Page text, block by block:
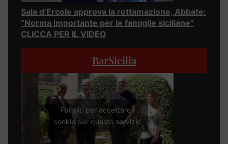
Sala d’Ercole approva la rottamazione, Abbate:
“Norma importante per le famiglie siciliane”
CLICCA PER IL VIDEO
BarSicilia
Fai clic per accettare i
cookie per questo servizio